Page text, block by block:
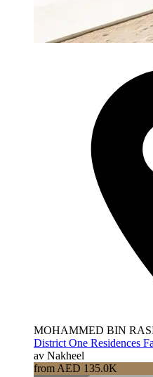
MOHAMMED BIN
District One Residences
av Nakheel
from AED 135.0K